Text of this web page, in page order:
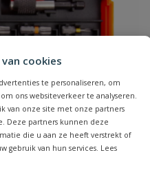
cookies
te personaliseren, om
ons websiteverkeer te analyseren.
van onze site met onze partners
Deze partners kunnen deze
die u aan ze heeft verstrekt of
gebruik van hun services. Lees